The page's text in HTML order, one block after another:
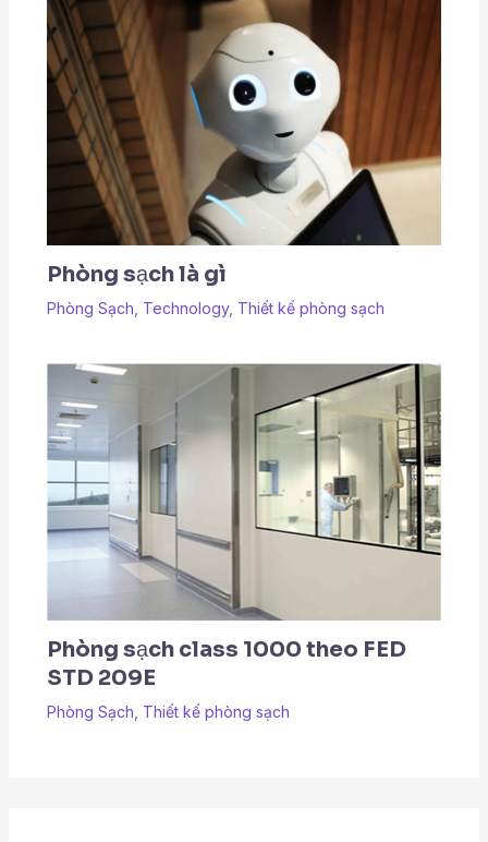
Phòng sạch là gì
Phòng Sạch Technology, Thiết kế phòng sạch
Phòng sạch class 1000 theo FED
STD 209E
Phòng Sạch Thiết kế phòng sạch